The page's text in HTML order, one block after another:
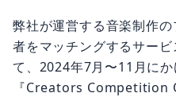
弊社が運営する音楽制作
者をマッチングするサー
て、2024年7月〜11月に
『Creators Competition